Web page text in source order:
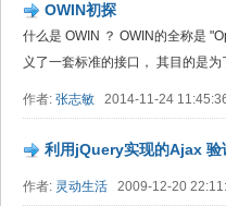
OWIN初探
什么是 OWIN ？ OWIN的全称是
义了一套标准的接口， 其目的是
作者: 张志敏 2014-11-24
利用jQuery实现的Ajax 验
作者: 灵动生活 2009-12-20